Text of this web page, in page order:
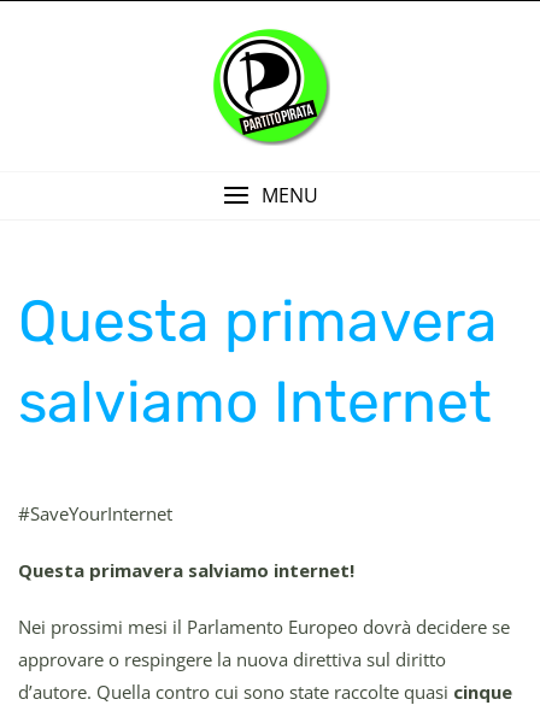
MENU
Questa primavera
salviamo Internet
#SaveYourInternet
Questa primavera salviamo internet!
Nei prossimi mesi il Parlamento Europeo dovrà decidere se
approvare o respingere la nuova direttiva sul diritto
d’autore. Quella contro cui sono state raccolte quasi cinque